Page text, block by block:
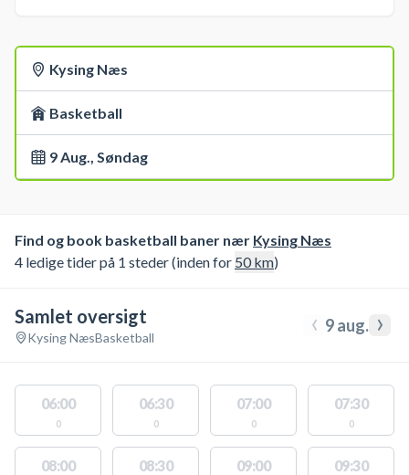
Kysing Næs
Basketball
9 Aug., Søndag
Find og book basketball baner nær Kysing Næs
4 ledige tider på 1 steder (inden for 50km)
Samlet oversigt
Kysing NæsBasketball ‹ 9 aug. ›
06:00
0
06:30
0
07:00
0
07:30
0
08:00 08:30 09:00 09:30